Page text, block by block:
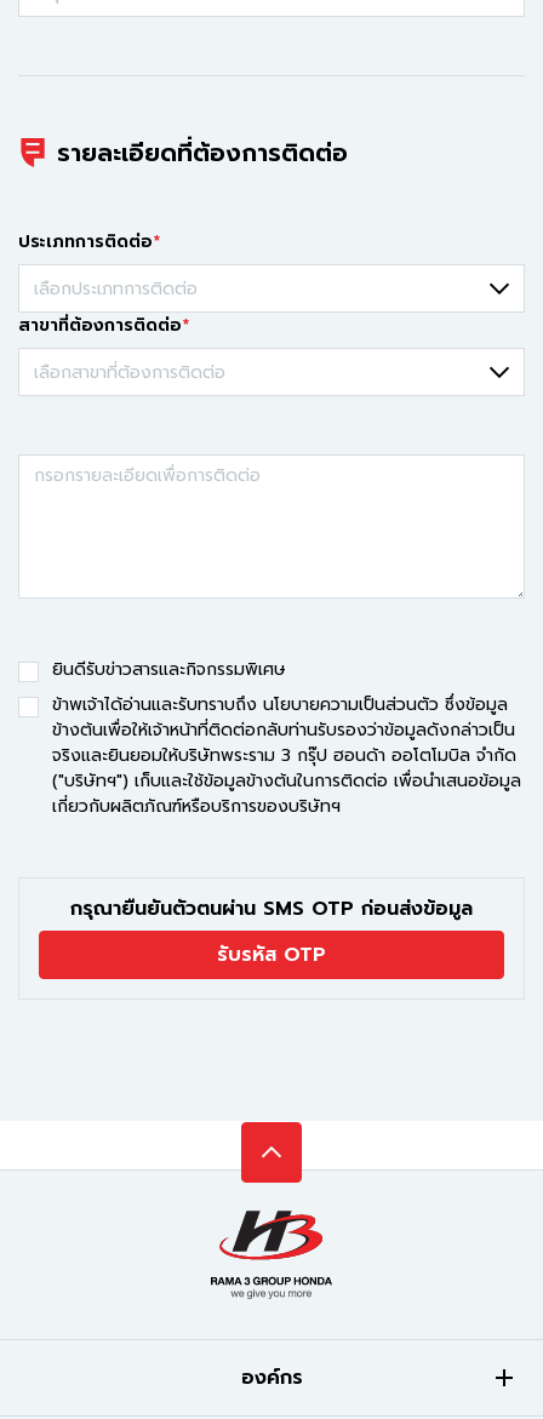
รายละเอียดที่ต้องการติดต่อ
ประเภทการติดต่อ
สาขาที่ต้องการติดต่อ
ยินดีรับข่าวสารและกิจกรรมพิเศษ
ข้าพเจ้าได้อ่านและรับทราบถึง นโยบายความเป็นส่วนตัว ซึ่งข้อมูล
ข้างต้นเพื่อให้เจ้าหน้าที่ติดต่อกลับท่านรับรองว่าข้อมูลดังกล่าวเป็น
จริงและยินยอมให้บริษัทพระราม 3 กรุ๊ป ฮอนด้า ออโตโมบิล จำกัด
("บริษัทฯ") เก็บและใช้ข้อมูลข้างต้นในการติดต่อ เพื่อนำเสนอข้อมูล
เกี่ยวกับผลิตภัณฑ์หรือบริการของบริษัทฯ
กรุณายืนยันตัวตนผ่าน SMS OTP ก่อนส่งข้อมูล
รับรหัส OTP
องค์กร